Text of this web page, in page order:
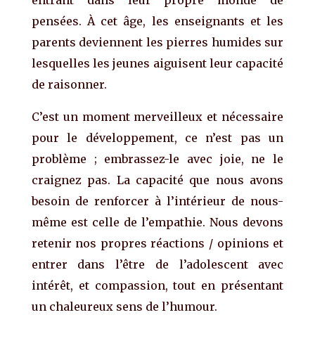
pensées. À cet âge, les enseignants et les
parents deviennent les pierres humides sur
lesquelles les jeunes aiguisent leur capacité
de raisonner.
C’est un moment merveilleux et nécessaire
pour le développement, ce n’est pas un
problème ; embrassez-le avec joie, ne le
craignez pas. La capacité que nous avons
besoin de renforcer à l’intérieur de nous-
même est celle de l’empathie. Nous devons
retenir nos propres réactions / opinions et
entrer dans l’être de l’adolescent avec
intérêt, et compassion, tout en présentant
un chaleureux sens de l’humour.